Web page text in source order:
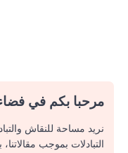
مرحبا بكم في فضاء
نريد مساحة للنقاش
التبادلات بموجب